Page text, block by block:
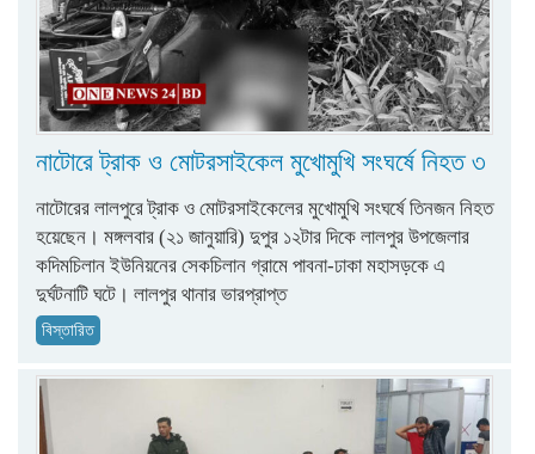
নাটোরে ট্রাক ও মোটরসাইকেল মুখোমুখি সংঘর্ষে নিহত ৩
নাটোরের লালপুরে ট্রাক ও মোটরসাইকেলের মুখোমুখি সংঘর্ষে তিনজন নিহত
হয়েছেন। মঙ্গলবার (২১ জানুয়ারি) দুপুর ১২টার দিকে লালপুর উপজেলার
কদিমচিলান ইউনিয়নের সেকচিলান গ্রামে পাবনা-ঢাকা মহাসড়কে এ
দুর্ঘটনাটি ঘটে। লালপুর থানার ভারপ্রাপ্ত
বিস্তারিত